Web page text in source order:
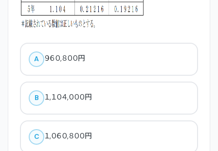
A ９６０,８００円
B １,１０４,０００円
C １,０６０,８００円